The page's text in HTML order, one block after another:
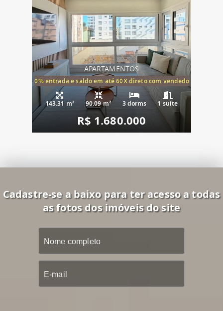
APARTAMENTOS
20% entrada e saldo em até 60X direto com vendedor
143.31 m² 90.09 m² 3 dorms 1 suíte
R$ 1.680.000
Cadastre-se a baixo para ter acesso a todas
as fotos dos imóveis do site